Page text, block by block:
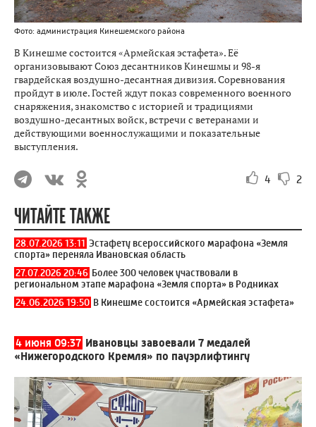
Фото: администрация Кинешемского района
В Кинешме состоится «Армейская эстафета». Её
организовывают Союз десантников Кинешмы и 98-я
гвардейская воздушно-десантная дивизия. Соревнования
пройдут в июле. Гостей ждут показ современного военного
снаряжения, знакомство с историей и традициями
воздушно-десантных войск, встречи с ветеранами и
действующими военнослужащими и показательные
выступления.
4 2
ЧИТАЙТЕ ТАКЖЕ
28.07.2026 13:11 Эстафету всероссийского марафона «Земля
спорта» переняла Ивановская область
27.07.2026 20:46 Более 300 человек участвовали в
региональном этапе марафона «Земля спорта» в Родниках
24.06.2026 19:50 В Кинешме состоится «Армейская эстафета»
4 июня 09:37 Ивановцы завоевали 7 медалей
«Нижегородского Кремля» по пауэрлифтингу